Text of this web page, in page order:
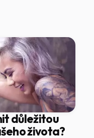
důležitou
života?